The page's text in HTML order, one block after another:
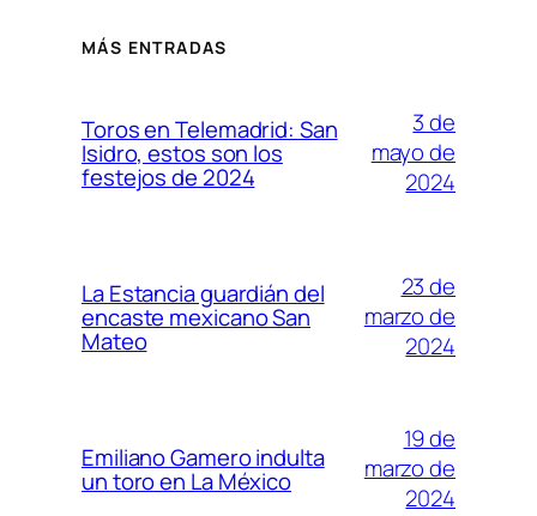
MÁS ENTRADAS
Toros en Telemadrid: San
Isidro, estos son los
festejos de 2024
3 de
mayo de
2024
La Estancia guardián del
encaste mexicano San
Mateo
23 de
marzo de
2024
Emiliano Gamero indulta
un toro en La México
19 de
marzo de
2024